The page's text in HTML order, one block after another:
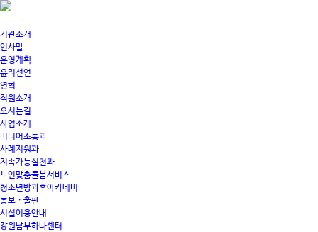
기관소개
인사말
운영계획
윤리선언
연혁
직원소개
오시는길
사업소개
미디어소통과
사례지원과
지속가능실천과
노인맞춤돌봄서비스
청소년방과후아카데미
홍보 · 출판
시설이용안내
강원남부하나센터